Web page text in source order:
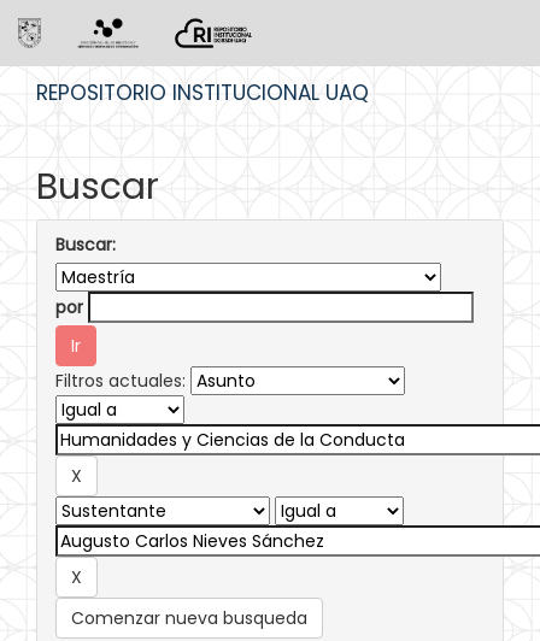
REPOSITORIO INSTITUCIONAL UAQ
Buscar
Buscar:
por
Filtros actuales:
Comenzar nueva busqueda